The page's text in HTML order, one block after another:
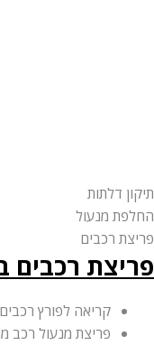
מנעול
רכבים
רכבים
קריאה לפורץ רכביםמ-150 ₪
פריצת מנעול רכב מחיר מ-